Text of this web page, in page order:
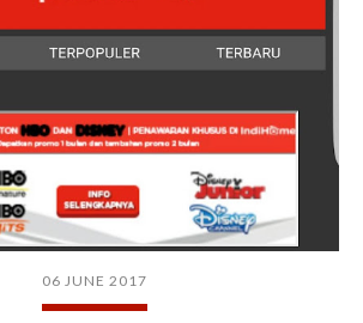
06 JUNE 2017